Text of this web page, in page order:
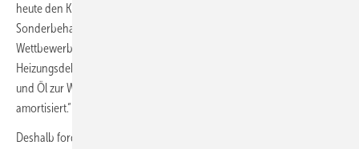
heute den Klimazielen entgegen. Wir fordern keine
Sonderbehandlung, sondern lediglich faire
Wettbewerbsbedingungen. Die Menschen brauchen nach der
Heizungsdebatte ein deutliches Zeichen, dass der Wechsel von Gas
und Öl zur Wärmepumpe sich durch günstige Betriebskosten schnell
amortisiert.“
Deshalb fordert der BWP darüber hinaus, dass in Wärmepumpen